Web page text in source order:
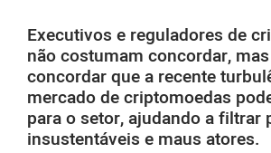
Executivos e reguladores de
não costumam concordar,
concordar que a recente
mercado de criptomoedas
para o setor, ajudando a filtrar
insustentáveis ​​e maus atores.